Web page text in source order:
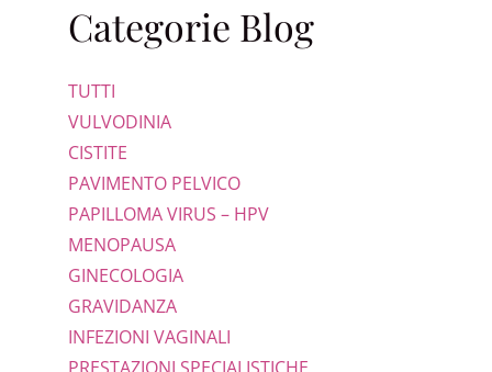
Categorie Blog
TUTTI
VULVODINIA
CISTITE
PAVIMENTO PELVICO
PAPILLOMA VIRUS – HPV
MENOPAUSA
GINECOLOGIA
GRAVIDANZA
INFEZIONI VAGINALI